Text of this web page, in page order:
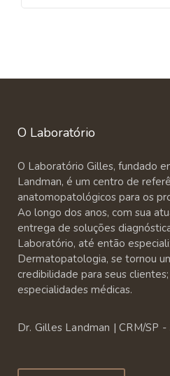
O Laboratório
O Laboratório Gilles, fundado
Landman, é um centro de
anatomopatológicos para os
Ao longo dos anos, com sua
entrega de soluções
Laboratório, até então
Dermatopatologia, se tornou
credibilidade para seus
especialidades médicas.
Dr. Gilles Landman | CRM/SP